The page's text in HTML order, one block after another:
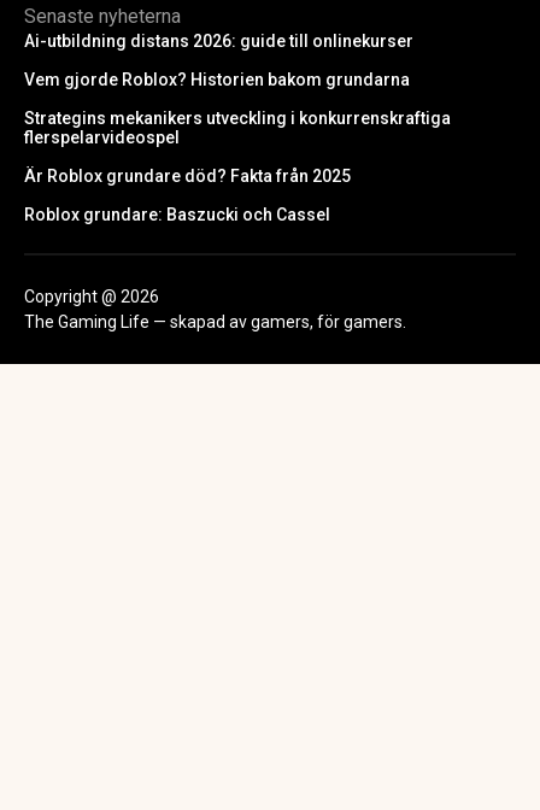
Senaste nyheterna
Ai-utbildning distans 2026: guide till onlinekurser
Vem gjorde Roblox? Historien bakom grundarna
Strategins mekanikers utveckling i konkurrenskraftiga
flerspelarvideospel
Är Roblox grundare död? Fakta från 2025
Roblox grundare: Baszucki och Cassel
Copyright @ 2026
The Gaming Life — skapad av gamers, för gamers.